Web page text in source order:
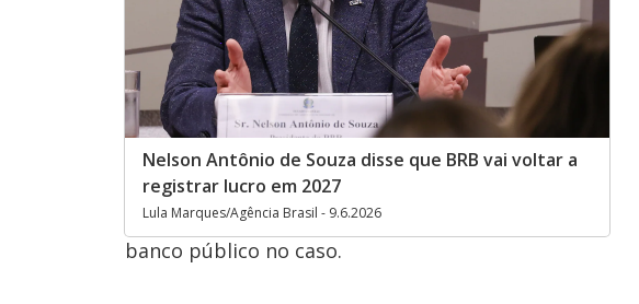
Nelson Antônio de Souza disse que BRB vai voltar a
registrar lucro em 2027
Lula Marques/Agência Brasil - 9.6.2026
banco público no caso.